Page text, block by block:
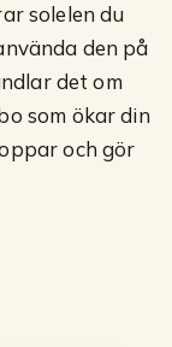
solelen du
den på
det om
som ökar din
och gör